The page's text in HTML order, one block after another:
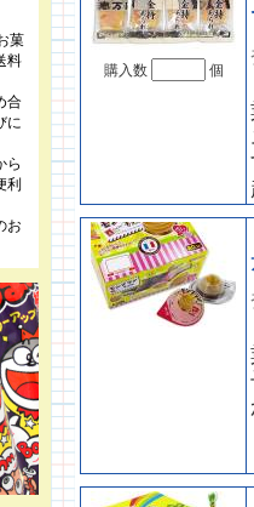
菓
料
合
に
ら
利
お
購入数 個